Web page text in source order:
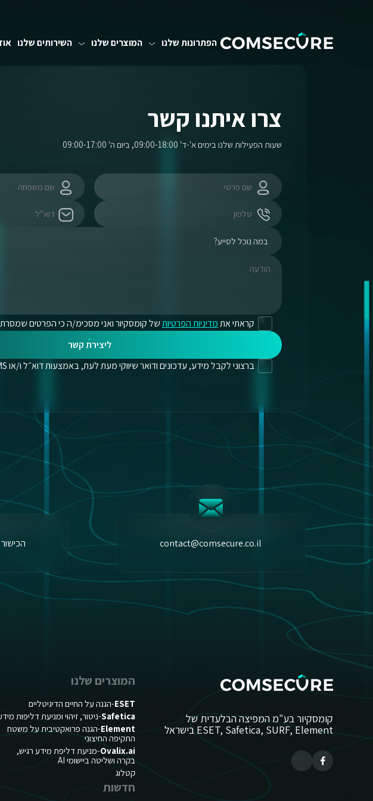
הפתרונות שלנו המוצרים שלנו השירותים שלנו
צרו איתנו קשר
שעות הפעילות שלנו בימים א'-ד' 09:00-18:00, ביום ה' 09:00-17:00
קראתי אתמדיניות הפרטיותשל קומסקיור ואני מסכימ/ה כי הפרטים
ליצירת קשר
ברצוני לקבל מידע, עדכונים ודואר שיווקי מעת לעת, באמצעות דוא״ל ו/או SMS בהתאם
contact@comsecure.co.il הכישור 30, חולון, בניין Worker
קומסקיור בע"מ המפיצה הבלעדית של
ESET, Safetica, SURF, Element בישראל
המוצרים שלנו
ESET-הגנה על החיים הדיגיטליים
Safetica-ניטור, זיהוי ומניעת דליפות
Element-הגנה פרואקטיבית על משטח
התקיפה החיצוני
Ovalix.ai-מניעת דליפת מידע רגיש,
בקרה ושליטה ביישומי AI
קטלוג
חדשות